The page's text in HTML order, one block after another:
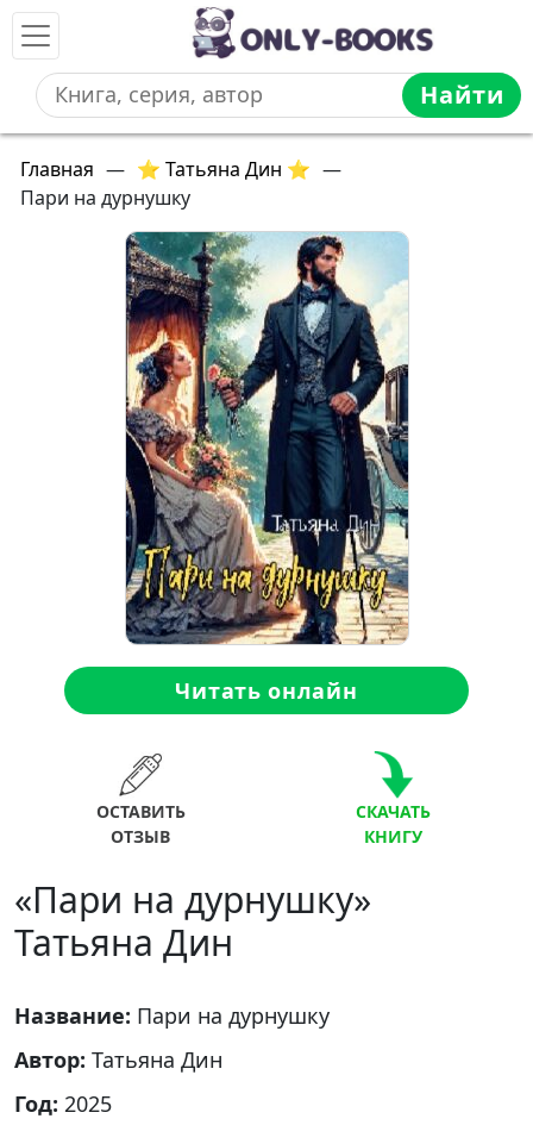
Найти
Главная — ⭐ Татьяна Дин ⭐ —
Пари на дурнушку
Читать онлайн
ОСТАВИТЬ
ОТЗЫВ
СКАЧАТЬ
КНИГУ
«Пари на дурнушку»
Татьяна Дин
Название: Пари на дурнушку
Автор: Татьяна Дин
Год: 2025